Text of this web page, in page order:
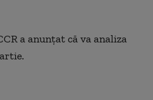
a anunțat că va analiza